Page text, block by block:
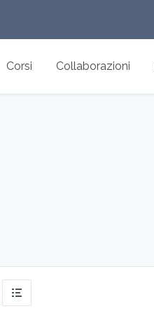
Corsi Collaborazioni